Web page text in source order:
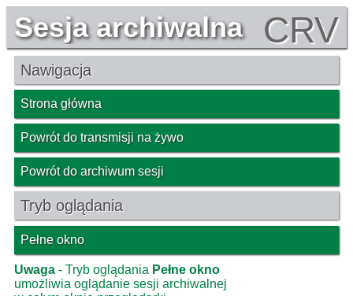
Sesja archiwalna CRV
Nawigacja
Strona główna
Powrót do transmisji na żywo
Powrót do archiwum sesji
Tryb oglądania
Pełne okno
Uwaga - Tryb oglądania Pełne okno
umożliwia oglądanie sesji archiwalnej